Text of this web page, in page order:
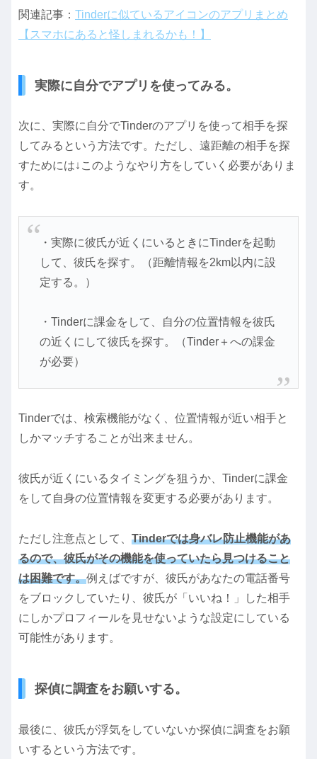
関連記事： Tinderに似ているアイコンのアプリまとめ
【スマホにあると怪しまれるかも！】
実際に自分でアプリを使ってみる。
次に、実際に自分でTinderのアプリを使って相手を探
してみるという方法です。ただし、遠距離の相手を探
すためには↓このようなやり方をしていく必要がありま
す。
・実際に彼氏が近くにいるときにTinderを起動
して、彼氏を探す。（距離情報を2km以内に設
定する。）
・Tinderに課金をして、自分の位置情報を彼氏
の近くにして彼氏を探す。（Tinder＋への課金
が必要）
Tinderでは、検索機能がなく、位置情報が近い相手と
しかマッチすることが出来ません。
彼氏が近くにいるタイミングを狙うか、Tinderに課金
をして自身の位置情報を変更する必要があります。
ただし注意点として、 Tinderでは身バレ防止機能があ
るので、彼氏がその機能を使っていたら見つけること
は困難です。例えばですが、彼氏があなたの電話番号
をブロックしていたり、彼氏が「いいね！」した相手
にしかプロフィールを見せないような設定にしている
可能性があります。
探偵に調査をお願いする。
最後に、彼氏が浮気をしていないか探偵に調査をお願
いするという方法です。